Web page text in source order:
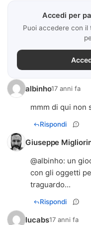
Accedi per
Puoi accedere con il
albinho17 anni fa
mmm di qui non
Rispondi
Giuseppe
@albinho: un
con gli oggetti
traguardo...
Rispondi
lucabs17 anni fa